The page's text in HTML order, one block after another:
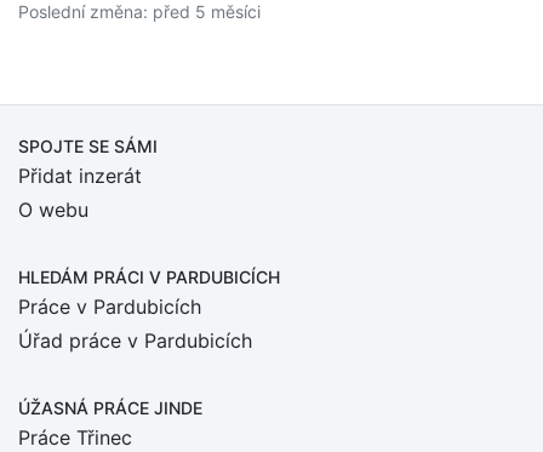
Poslední změna: před 5 měsíci
SPOJTE SE SÁMI
Přidat inzerát
O webu
HLEDÁM PRÁCI V PARDUBICÍCH
Práce v Pardubicích
Úřad práce v Pardubicích
ÚŽASNÁ PRÁCE JINDE
Práce Třinec